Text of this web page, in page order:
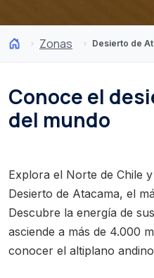
Zonas
Conoce el
del mundo
Explora el Norte de Chile
Desierto de Atacama, el
Descubre la energía de
asciende a más de 4.000
conocer el altiplano